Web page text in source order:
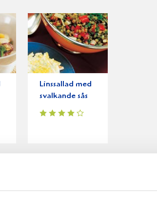
Linssallad med
svalkande sås